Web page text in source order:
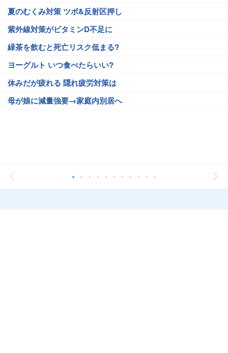
夏のむくみ対策 ツボ&反射区押し
紫外線対策がビタミンD不足に
緑茶を飲むと死亡リスク低まる?
ヨーグルト いつ食べたらいい?
休みだが疲れる 隠れ疲労対策は
母が娘に減量強要→家庭内別居へ